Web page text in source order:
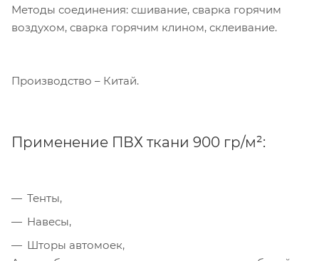
Методы соединения: сшивание, сварка горячим
воздухом, сварка горячим клином, склеивание.
Производство – Китай.
Применение ПВХ ткани 900 гр/м²:
Тенты,
Навесы,
Шторы автомоек,